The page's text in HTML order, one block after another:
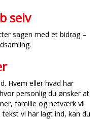
selv
sagen med et bidrag –
Hvem eller hvad har
personlig du ønsker at
familie og netværk vil
vi har lagt ind, kan du